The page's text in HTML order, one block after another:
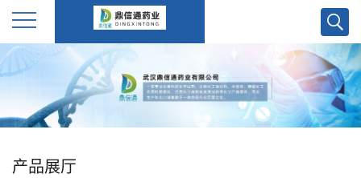
公
产品展厅